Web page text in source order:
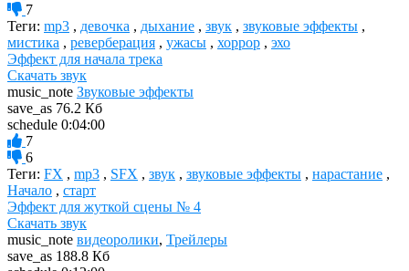
7
Теги: mp3 , девочка , дыхание , звук , звуковые эффекты ,
мистика , реверберация , ужасы , хоррор , эхо
Эффект для начала трека
Скачать звук
music_note Звуковые эффекты
save_as 76.2 Кб
schedule 0:04:00
7
6
Теги: FX , mp3 , SFX , звук , звуковые эффекты , нарастание ,
Начало , старт
Эффект для жуткой сцены № 4
Скачать звук
music_note видеоролики, Трейлеры
save_as 188.8 Кб